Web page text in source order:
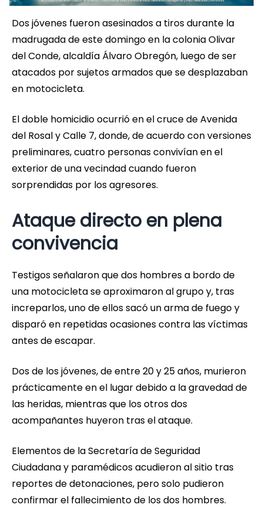
Dos jóvenes fueron asesinados a tiros durante la
madrugada de este domingo en la colonia Olivar
del Conde, alcaldía Álvaro Obregón, luego de ser
atacados por sujetos armados que se desplazaban
en motocicleta.
El doble homicidio ocurrió en el cruce de Avenida
del Rosal y Calle 7, donde, de acuerdo con versiones
preliminares, cuatro personas convivían en el
exterior de una vecindad cuando fueron
sorprendidas por los agresores.
Ataque directo en plena
convivencia
Testigos señalaron que dos hombres a bordo de
una motocicleta se aproximaron al grupo y, tras
increparlos, uno de ellos sacó un arma de fuego y
disparó en repetidas ocasiones contra las víctimas
antes de escapar.
Dos de los jóvenes, de entre 20 y 25 años, murieron
prácticamente en el lugar debido a la gravedad de
las heridas, mientras que los otros dos
acompañantes huyeron tras el ataque.
Elementos de la Secretaría de Seguridad
Ciudadana y paramédicos acudieron al sitio tras
reportes de detonaciones, pero solo pudieron
confirmar el fallecimiento de los dos hombres.